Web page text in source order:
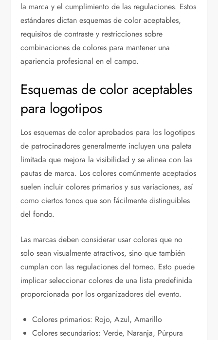
la marca y el cumplimiento de las regulaciones. Estos
estándares dictan esquemas de color aceptables,
requisitos de contraste y restricciones sobre
combinaciones de colores para mantener una
apariencia profesional en el campo.
Esquemas de color aceptables
para logotipos
Los esquemas de color aprobados para los logotipos
de patrocinadores generalmente incluyen una paleta
limitada que mejora la visibilidad y se alinea con las
pautas de marca. Los colores comúnmente aceptados
suelen incluir colores primarios y sus variaciones, así
como ciertos tonos que son fácilmente distinguibles
del fondo.
Las marcas deben considerar usar colores que no
solo sean visualmente atractivos, sino que también
cumplan con las regulaciones del torneo. Esto puede
implicar seleccionar colores de una lista predefinida
proporcionada por los organizadores del evento.
Colores primarios: Rojo, Azul, Amarillo
Colores secundarios: Verde, Naranja, Púrpura